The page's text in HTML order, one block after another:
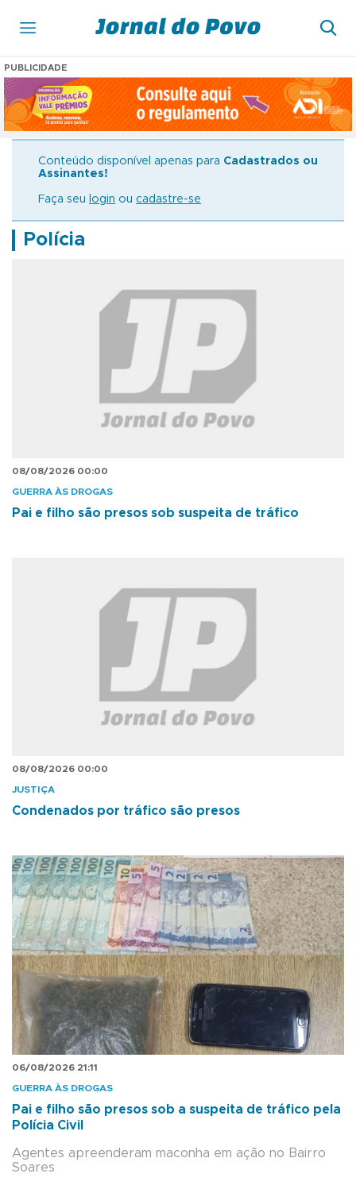
PUBLICIDADE
Conteúdo disponível apenas para Cadastrados ou
Assinantes!
Faça seu login ou cadastre-se
Polícia
08/08/2026 00:00
GUERRA ÀS DROGAS
Pai e filho são presos sob suspeita de tráfico
08/08/2026 00:00
JUSTIÇA
Condenados por tráfico são presos
06/08/2026 21:11
GUERRA ÀS DROGAS
Pai e filho são presos sob a suspeita de tráfico pela
Polícia Civil
Agentes apreenderam maconha em ação no Bairro
Soares